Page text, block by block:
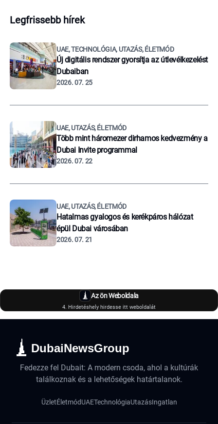
Legfrissebb hírek
UAE, TECHNOLÓGIA, UTAZÁS, ÉLETMÓD
Új digitális rendszer gyorsítja az útlevélkezelést
Dubaiban
2026. 07. 25
UAE, UTAZÁS, ÉLETMÓD
Több mint háromezer dirhamos kedvezmény a
Dubai Invite programmal
2026. 07. 22
UAE, UTAZÁS, ÉLETMÓD
Hatalmas gyalogos és kerékpáros hálózat
épül Dubai városában
2026. 07. 21
Az ön Weboldala
4. Hirdetéshely hirdesse itt weboldalát
DubaiNewsGroup
Fedezze fel Dubait: A modern csoda, ahol a kultúrák
találkoznak és a lehetőségek határtalanok.
ÜzletÉletmódUAETechnológiaUtazásIngatlan